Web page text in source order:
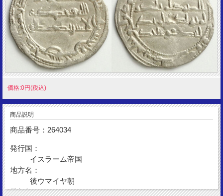
価格:0円(税込)
商品説明
商品番号：264034
発行国：
イスラーム帝国
地方名：
後ウマイヤ朝
発行年：